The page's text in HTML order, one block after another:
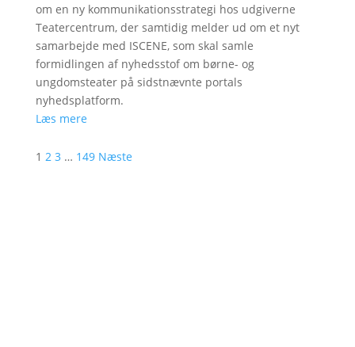
om en ny kommunikationsstrategi hos udgiverne
Teatercentrum, der samtidig melder ud om et nyt
samarbejde med ISCENE, som skal samle
formidlingen af nyhedsstof om børne- og
ungdomsteater på sidstnævnte portals
nyhedsplatform.
Læs mere
1 2 3 … 149 Næste